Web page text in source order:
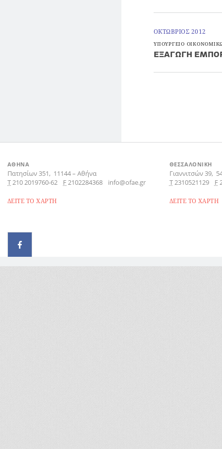
ΟΚΤΩΒΡΙΟΣ 2012
ΥΠΟΥΡΓΕΙΟ
ΕΞΑΓΩΓΗ
ΑΘΗΝΑ
Πατησίων 351, 11144– Αθήνα
Τ210 2019760-62 F2102284368 info@ofae.gr
ΔΕΙΤΕ ΤΟ ΧΑΡΤΗ
ΘΕΣΣΑΛΟΝΙΚΗ
Γιαννιτσών 39,
Τ2310521129 F
ΔΕΙΤΕ ΤΟ ΧΑΡΤΗ